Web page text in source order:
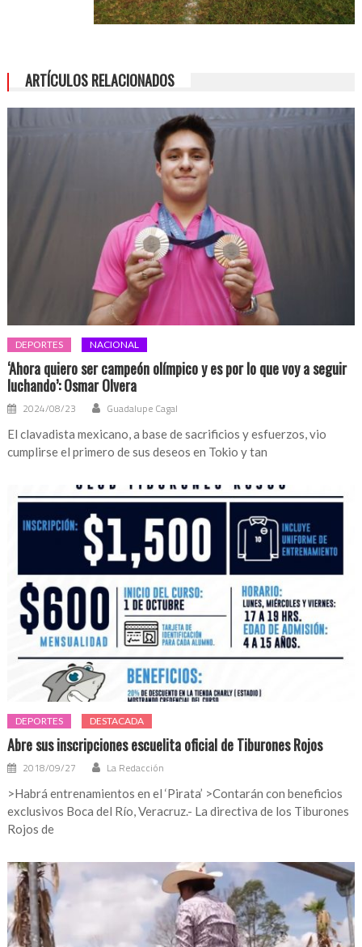
ARTÍCULOS RELACIONADOS
DEPORTES NACIONAL
‘Ahora quiero ser campeón olímpico y es por lo que voy a seguir
luchando’: Osmar Olvera
2024/08/23 Guadalupe Cagal
El clavadista mexicano, a base de sacrificios y esfuerzos, vio
cumplirse el primero de sus deseos en Tokio y tan
DEPORTES DESTACADA
Abre sus inscripciones escuelita oficial de Tiburones Rojos
2018/09/27 La Redacción
>Habrá entrenamientos en el ‘Pirata’ >Contarán con beneficios
exclusivos Boca del Río, Veracruz.- La directiva de los Tiburones
Rojos de